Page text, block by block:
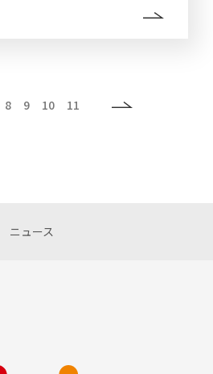
8 9 10 11
ニュース